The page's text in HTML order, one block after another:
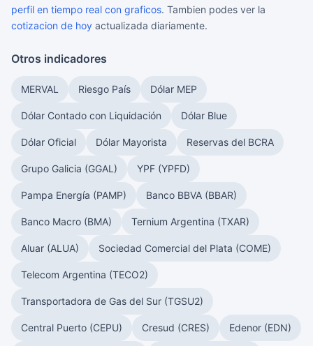
perfil en tiempo real con graficos. Tambien podes ver la
cotizacion de hoy actualizada diariamente.
Otros indicadores
MERVAL Riesgo País Dólar MEP
Dólar Contado con Liquidación Dólar Blue
Dólar Oficial Dólar Mayorista Reservas del BCRA
Grupo Galicia (GGAL) YPF (YPFD)
Pampa Energía (PAMP) Banco BBVA (BBAR)
Banco Macro (BMA) Ternium Argentina (TXAR)
Aluar (ALUA) Sociedad Comercial del Plata (COME)
Telecom Argentina (TECO2)
Transportadora de Gas del Sur (TGSU2)
Central Puerto (CEPU) Cresud (CRES) Edenor (EDN)